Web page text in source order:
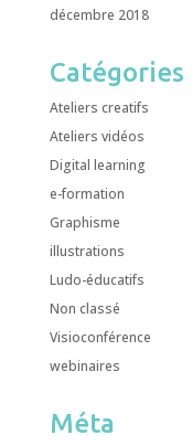
décembre 2018
Catégories
Ateliers creatifs
Ateliers vidéos
Digital learning
e-formation
Graphisme
illustrations
Ludo-éducatifs
Non classé
Visioconférence
webinaires
Méta